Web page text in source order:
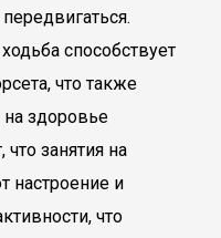
способствует
что также
на здоровье
занятия на
настроение и
что